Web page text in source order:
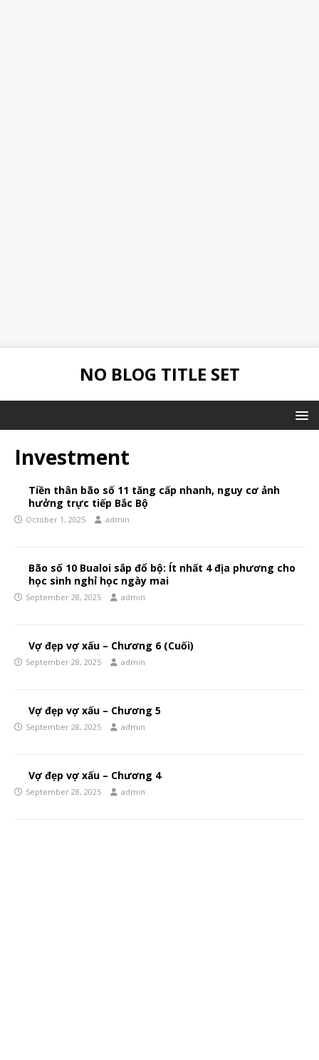
NO BLOG TITLE SET
Investment
Tiền thân bão số 11 tăng cấp nhanh, nguy cơ ảnh
hưởng trực tiếp Bắc Bộ
October 1, 2025 admin
Bão số 10 Bualoi sắp đổ bộ: Ít nhất 4 địa phương cho
học sinh nghỉ học ngày mai
September 28, 2025 admin
Vợ đẹp vợ xấu – Chương 6 (Cuối)
September 28, 2025 admin
Vợ đẹp vợ xấu – Chương 5
September 28, 2025 admin
Vợ đẹp vợ xấu – Chương 4
September 28, 2025 admin